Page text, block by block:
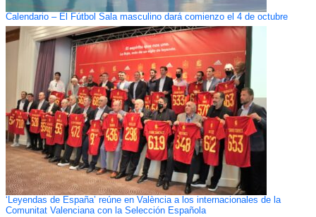
Calendario – El Fútbol Sala masculino dará comienzo el 4 de octubre
‘Leyendas de España’ reúne en València a los internacionales de la
Comunitat Valenciana con la Selección Española